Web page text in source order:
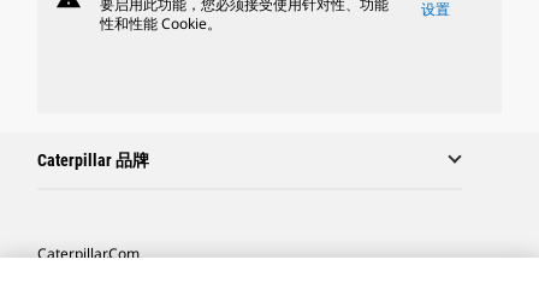
要启用此功能，您必须接受使用针对性、功能
性和性能 Cookie。
设置
Caterpillar 品牌
Caterpillar.com